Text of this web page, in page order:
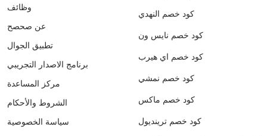
وظائف
عن صحصح
تطبيق الجوال
برنامج الاصدار التجريبي
مركز المساعدة
الشروط والأحكام
سياسة الخصوصية
كود خصم النهدي
كود خصم نايس ون
كود خصم اي هيرب
كود خصم نمشي
كود خصم ماكس
كود خصم ترينديول